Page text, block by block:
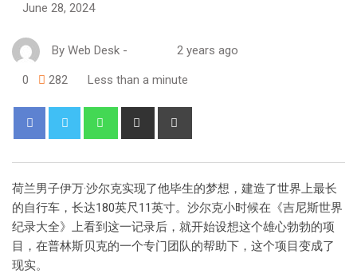
June 28, 2024
By Web Desk - 2 years ago
0 282 Less than a minute
荷兰男子伊万·沙尔克实现了他毕生的梦想，建造了世界上最长
的自行车，长达180英尺11英寸。沙尔克小时候在《吉尼斯世界
纪录大全》上看到这一记录后，就开始设想这个雄心勃勃的项
目，在普林斯贝克的一个专门团队的帮助下，这个项目变成了
现实。